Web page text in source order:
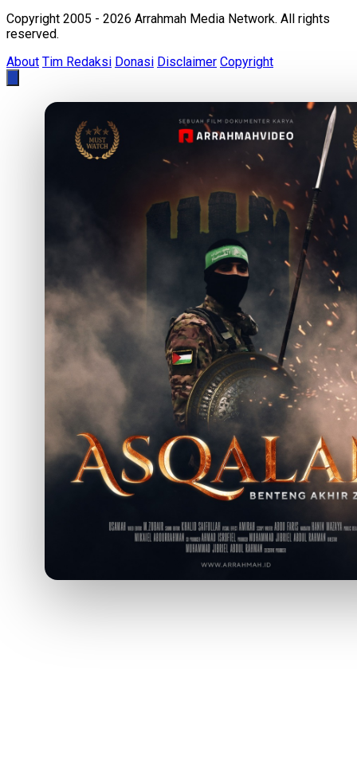
Copyright 2005 - 2026 Arrahmah Media Network. All rights
reserved.
About Tim Redaksi Donasi Disclaimer Copyright